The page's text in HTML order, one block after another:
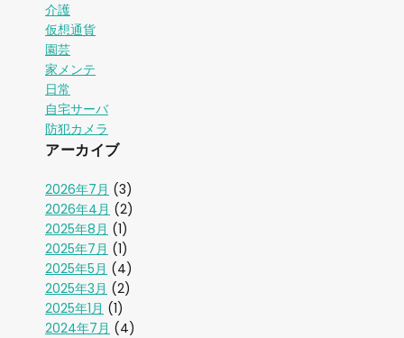
介護
仮想通貨
園芸
家メンテ
日常
自宅サーバ
防犯カメラ
アーカイブ
2026年7月 (3)
2026年4月 (2)
2025年8月 (1)
2025年7月 (1)
2025年5月 (4)
2025年3月 (2)
2025年1月 (1)
2024年7月 (4)